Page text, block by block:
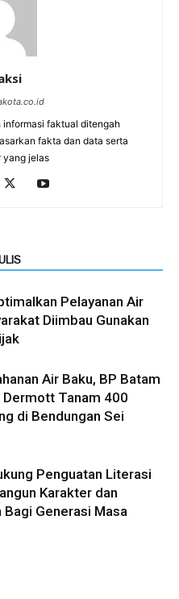
faktual ditengah
fakta dan data serta
yang jelas
Pelayanan Air
Diimbau Gunakan
Air Baku, BP Batam
Dermott Tanam 400
di Bendungan Sei
Penguatan Literasi
Karakter dan
Bagi Generasi Masa